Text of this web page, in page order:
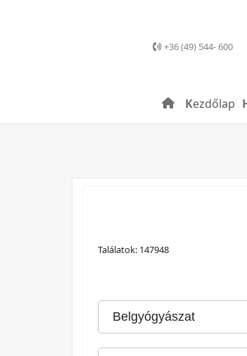
+36 (49) 544- 600
Kezdőlap
Találatok: 147948
Belgyógyászat